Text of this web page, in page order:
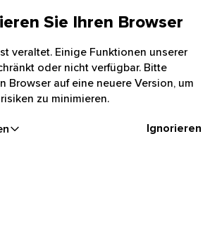
Sie Ihren Browser
veraltet. Einige Funktionen unserer
oder nicht verfügbar. Bitte
Browser auf eine neuere Version, um
zu minimieren.
Ignorieren